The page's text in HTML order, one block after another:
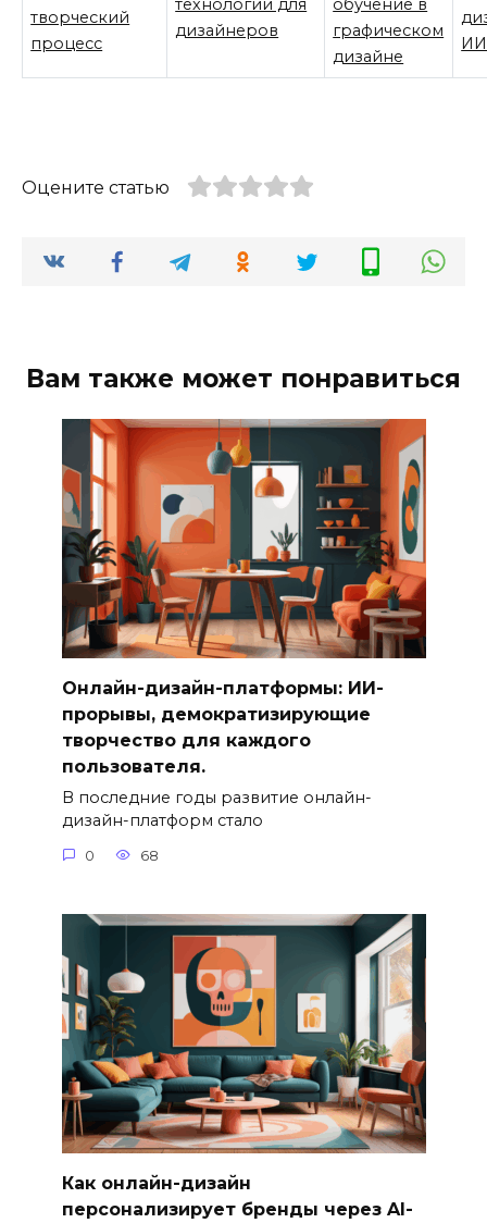
творческий
процесс
технологии для
дизайнеров
обучение в
графическом
дизайне
ИИ
Оцените статью
Вам также может понравиться
Онлайн-дизайн-платформы: ИИ-
прорывы, демократизирующие
творчество для каждого
пользователя.
В последние годы развитие онлайн-
дизайн-платформ стало
0 68
Как онлайн-дизайн
персонализирует бренды через AI-